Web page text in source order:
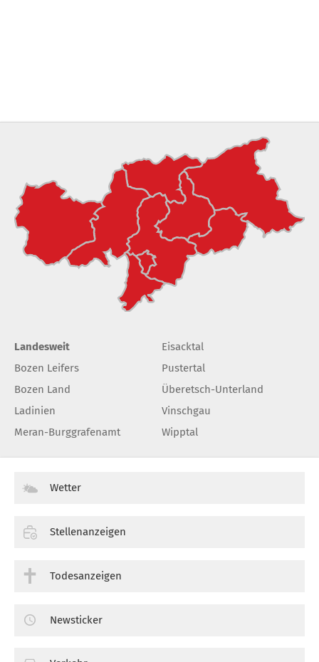
Landesweit
Bozen Leifers
Bozen Land
Ladinien
Meran-Burggrafenamt
Eisacktal
Pustertal
Überetsch-Unterland
Vinschgau
Wipptal
Wetter
Stellenanzeigen
Todesanzeigen
Newsticker